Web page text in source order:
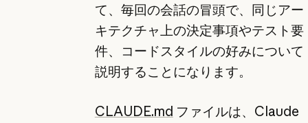
て、毎回の会話の冒頭で、同じアー
キテクチャ上の決定事項やテスト要
件、コードスタイルの好みについて
説明することになります。
CLAUDE.md ファイルは、Claude